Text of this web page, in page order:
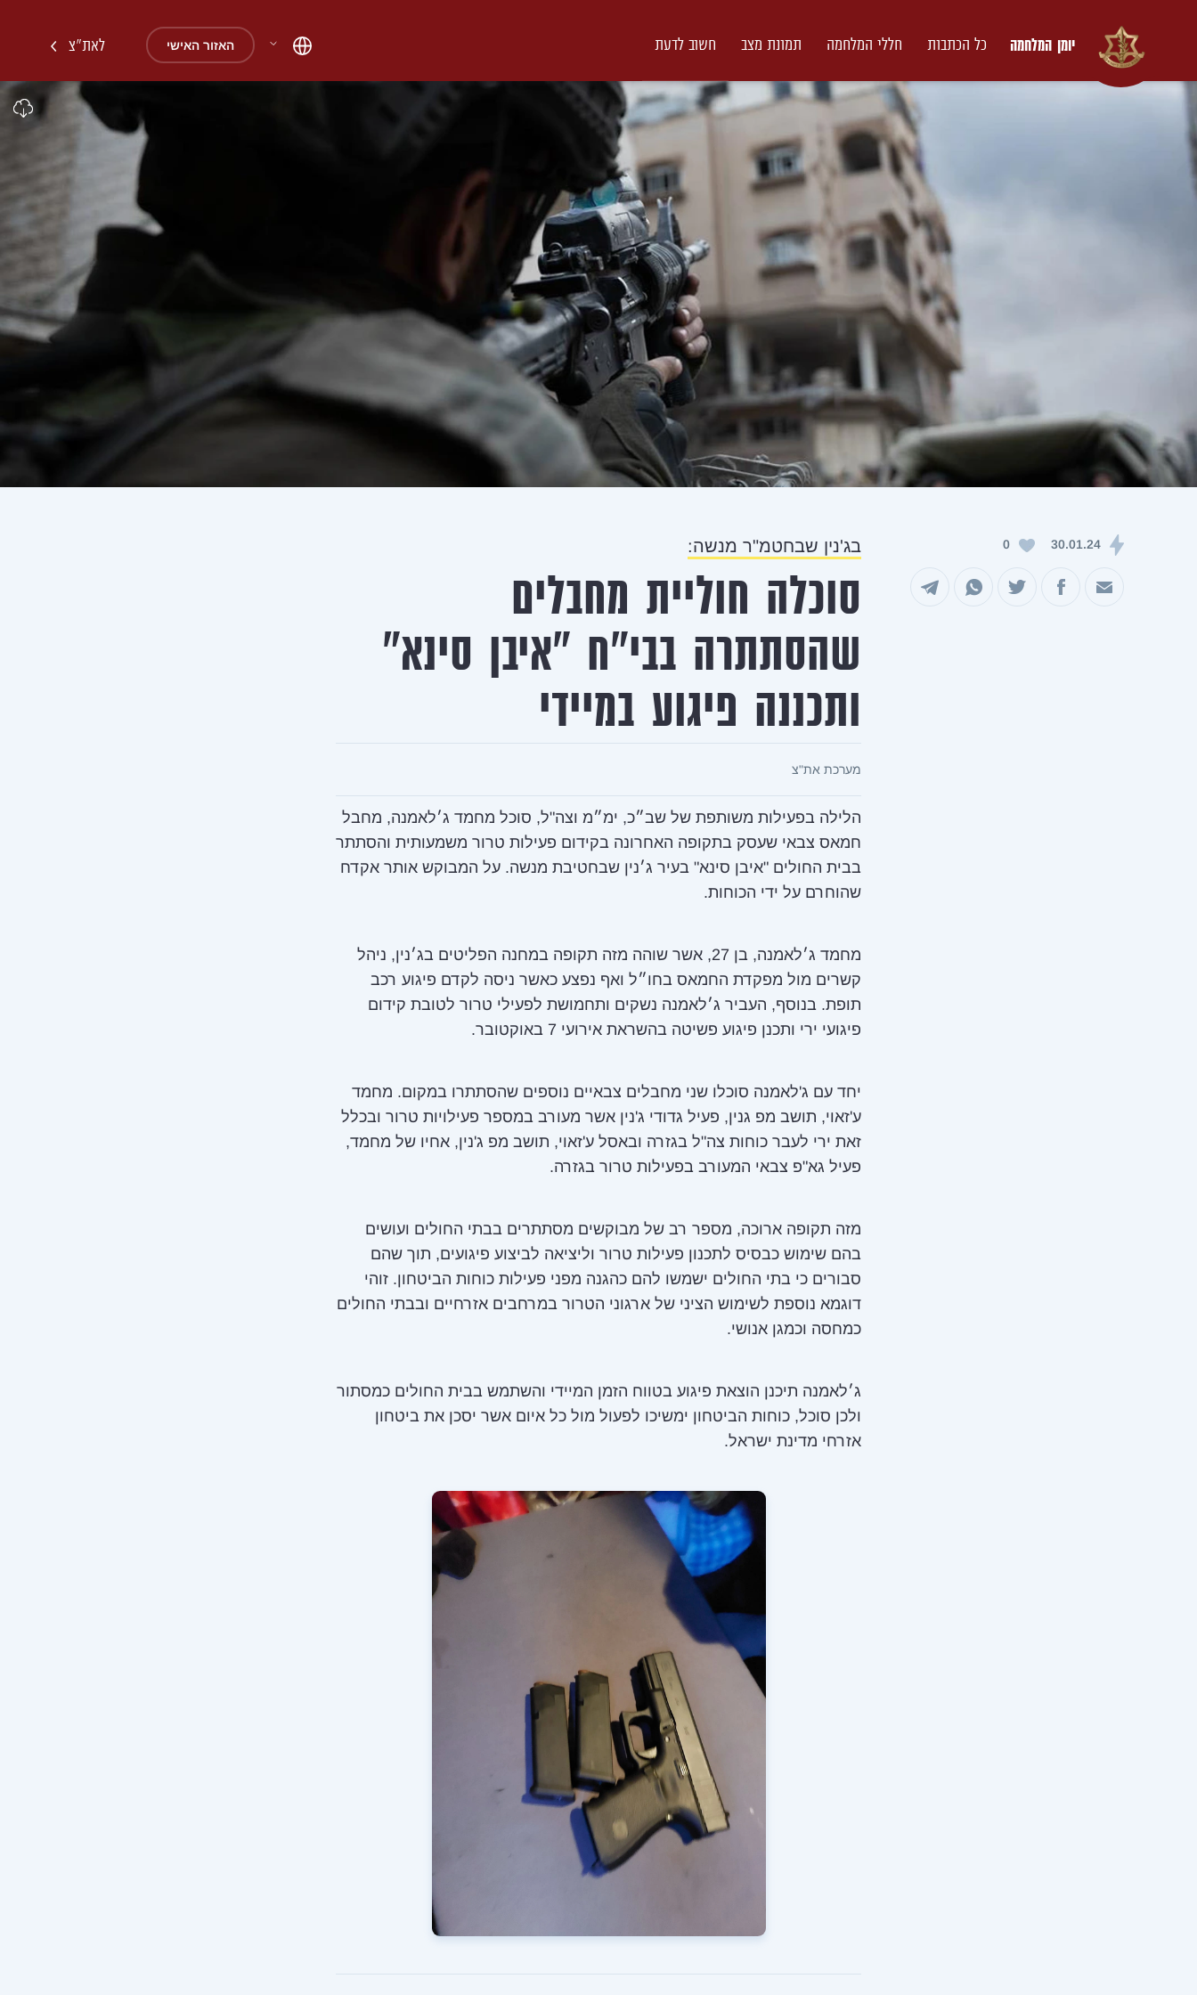
האזור האישי לאת"צ יומן המלחמה כל הכתבות חללי המלחמה תמונת מצב חשוב לדעת
בג'נין שבחטמ"ר מנשה:
שיתוף במיילשיתוף בפייסבוק
שיתוף בטוויטרשיתוף בוואטסאפ
שיתוף בטלגרםסוכלה חוליית מחבלים
שהסתתרה בבי"ח "איבן סינא"
ותכננה פיגוע במיידי
30.01.24
0
מערכת את"צ
הלילה בפעילות משותפת של שב״כ, ימ״מ וצה"ל, סוכל מחמד ג׳לאמנה, מחבל
חמאס צבאי שעסק בתקופה האחרונה בקידום פעילות טרור משמעותית והסתתר
בבית החולים "איבן סינא" בעיר ג׳נין שבחטיבת מנשה. על המבוקש אותר אקדח
שהוחרם על ידי הכוחות.
מחמד ג׳לאמנה, בן 27, אשר שוהה מזה תקופה במחנה הפליטים בג׳נין, ניהל
קשרים מול מפקדת החמאס בחו״ל ואף נפצע כאשר ניסה לקדם פיגוע רכב
תופת. בנוסף, העביר ג׳לאמנה נשקים ותחמושת לפעילי טרור לטובת קידום
פיגועי ירי ותכנן פיגוע פשיטה בהשראת אירועי 7 באוקטובר.
יחד עם ג'לאמנה סוכלו שני מחבלים צבאיים נוספים שהסתתרו במקום. מחמד
ע'זאוי, תושב מפ גנין, פעיל גדודי ג'נין אשר מעורב במספר פעילויות טרור ובכלל
זאת ירי לעבר כוחות צה"ל בגזרה ובאסל ע'זאוי, תושב מפ ג'נין, אחיו של מחמד,
פעיל גא"פ צבאי המעורב בפעילות טרור בגזרה.
מזה תקופה ארוכה, מספר רב של מבוקשים מסתתרים בבתי החולים ועושים
בהם שימוש כבסיס לתכנון פעילות טרור וליציאה לביצוע פיגועים, תוך שהם
סבורים כי בתי החולים ישמשו להם כהגנה מפני פעילות כוחות הביטחון. זוהי
דוגמא נוספת לשימוש הציני של ארגוני הטרור במרחבים אזרחיים ובבתי החולים
כמחסה וכמגן אנושי.
ג׳לאמנה תיכנן הוצאת פיגוע בטווח הזמן המיידי והשתמש בבית החולים כמסתור
ולכן סוכל, כוחות הביטחון ימשיכו לפעול מול כל איום אשר יסכן את ביטחון
אזרחי מדינת ישראל.